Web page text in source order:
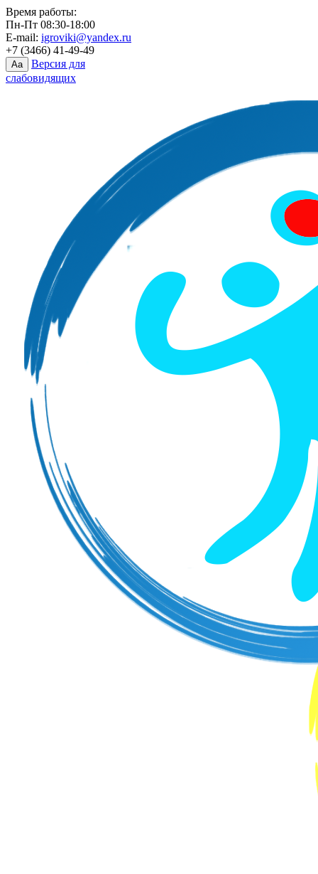
Время работы:
Пн-Пт 08:30-18:00
E-mail: igroviki@yandex.ru
+7 (3466) 41-49-49
Aa
Версия для
слабовидящих